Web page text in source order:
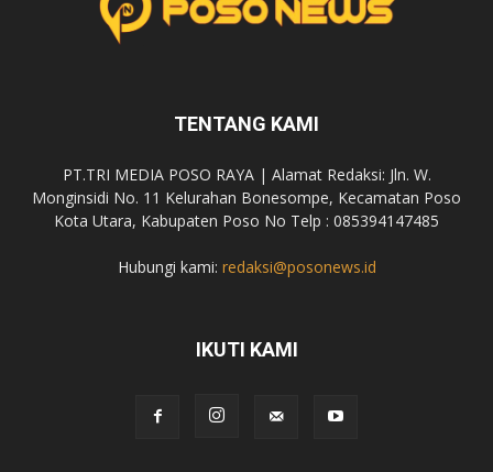
TENTANG KAMI
PT.TRI MEDIA POSO RAYA | Alamat Redaksi: Jln. W.
Monginsidi No. 11 Kelurahan Bonesompe, Kecamatan Poso
Kota Utara, Kabupaten Poso No Telp : 085394147485
Hubungi kami: redaksi@posonews.id
IKUTI KAMI